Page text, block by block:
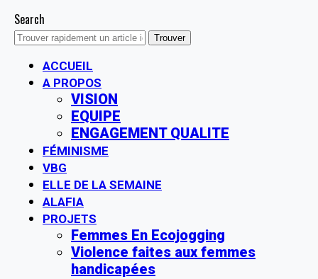
Search
ACCUEIL
A PROPOS
VISION
EQUIPE
ENGAGEMENT QUALITE
FÉMINISME
VBG
ELLE DE LA SEMAINE
ALAFIA
PROJETS
Femmes En Ecojogging
Violence faites aux femmes
handicapées